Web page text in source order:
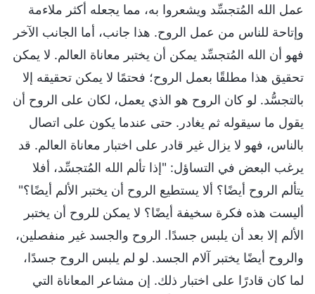
عمل الله المُتجسِّد ويشعروا به، مما يجعله أكثر ملاءمة
وإتاحة للناس من عمل الروح. هذا جانب، أما الجانب الآخر
فهو أن الله المُتجسِّد يمكن أن يختبر معاناة العالم. لا يمكن
تحقيق هذا مطلقًا بعمل الروح؛ فحتمًا لا يمكن تحقيقه إلا
بالتجسُّد. لو كان الروح هو الذي يعمل، لكان على الروح أن
يقول ما سيقوله ثم يغادر. حتى عندما يكون على اتصال
بالناس، فهو لا يزال غير قادر على اختبار معاناة العالم. قد
يرغب البعض في التساؤل: "إذا تألم الله المُتجسِّد، أفلا
يتألم الروح أيضًا؟ ألا يستطيع الروح أن يختبر الألم أيضًا؟"
أليست هذه فكرة سخيفة أيضًا؟ لا يمكن للروح أن يختبر
الألم إلا بعد أن يلبس جسدًا. الروح والجسد غير منفصلين،
والروح أيضًا يختبر آلام الجسد. لو لم يلبس الروح جسدًا،
لما كان قادرًا على اختبار ذلك. إن مشاعر المعاناة التي